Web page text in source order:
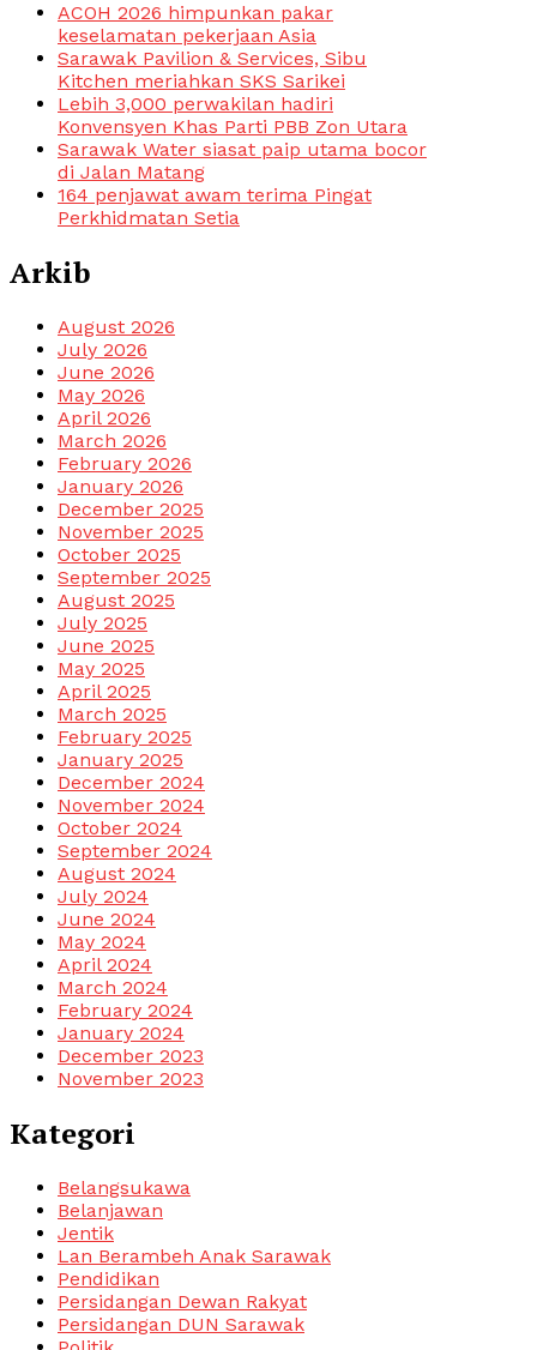
ACOH 2026 himpunkan pakar
keselamatan pekerjaan Asia
Sarawak Pavilion & Services, Sibu
Kitchen meriahkan SKS Sarikei
Lebih 3,000 perwakilan hadiri
Konvensyen Khas Parti PBB Zon Utara
Sarawak Water siasat paip utama bocor
di Jalan Matang
164 penjawat awam terima Pingat
Perkhidmatan Setia
Arkib
August 2026
July 2026
June 2026
May 2026
April 2026
March 2026
February 2026
January 2026
December 2025
November 2025
October 2025
September 2025
August 2025
July 2025
June 2025
May 2025
April 2025
March 2025
February 2025
January 2025
December 2024
November 2024
October 2024
September 2024
August 2024
July 2024
June 2024
May 2024
April 2024
March 2024
February 2024
January 2024
December 2023
November 2023
Kategori
Belangsukawa
Belanjawan
Jentik
Lan Berambeh Anak Sarawak
Pendidikan
Persidangan Dewan Rakyat
Persidangan DUN Sarawak